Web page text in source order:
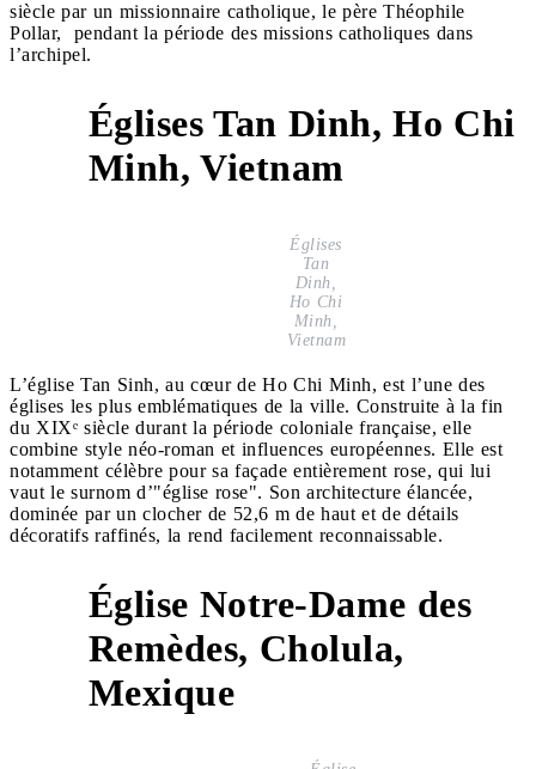
siècle par un missionnaire catholique, le père Théophile
Pollar, pendant la période des missions catholiques dans
l’archipel.
Églises Tan Dinh, Ho Chi
Minh, Vietnam
Églises
Tan
Dinh,
Ho Chi
Minh,
Vietnam
L’église Tan Sinh, au cœur de Ho Chi Minh, est l’une des
églises les plus emblématiques de la ville. Construite à la fin
du XIXᵉ siècle durant la période coloniale française, elle
combine style néo-roman et influences européennes. Elle est
notamment célèbre pour sa façade entièrement rose, qui lui
vaut le surnom d’"église rose". Son architecture élancée,
dominée par un clocher de 52,6 m de haut et de détails
décoratifs raffinés, la rend facilement reconnaissable.
Église Notre-Dame des
Remèdes, Cholula,
Mexique